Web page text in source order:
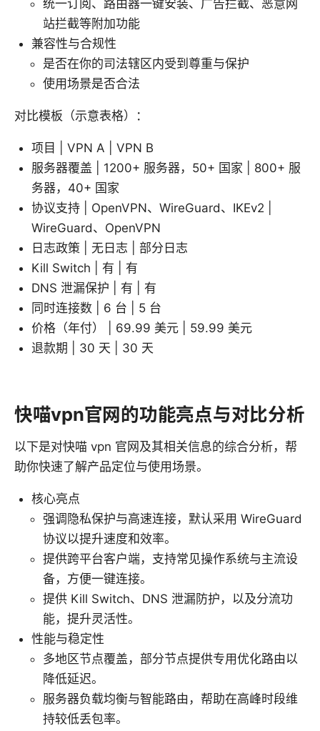
统一订阅、路由器一键安装、广告拦截、恶意网
站拦截等附加功能
兼容性与合规性
是否在你的司法辖区内受到尊重与保护
使用场景是否合法
对比模板（示意表格）：
项目 | VPN A | VPN B
服务器覆盖 | 1200+ 服务器，50+ 国家 | 800+ 服
务器，40+ 国家
协议支持 | OpenVPN、WireGuard、IKEv2 |
WireGuard、OpenVPN
日志政策 | 无日志 | 部分日志
Kill Switch | 有 | 有
DNS 泄漏保护 | 有 | 有
同时连接数 | 6 台 | 5 台
价格（年付） | 69.99 美元 | 59.99 美元
退款期 | 30 天 | 30 天
快喵vpn官网的功能亮点与对比分析
以下是对快喵 vpn 官网及其相关信息的综合分析，帮
助你快速了解产品定位与使用场景。
核心亮点
强调隐私保护与高速连接，默认采用 WireGuard
协议以提升速度和效率。
提供跨平台客户端，支持常见操作系统与主流设
备，方便一键连接。
提供 Kill Switch、DNS 泄漏防护，以及分流功
能，提升灵活性。
性能与稳定性
多地区节点覆盖，部分节点提供专用优化路由以
降低延迟。
服务器负载均衡与智能路由，帮助在高峰时段维
持较低丢包率。